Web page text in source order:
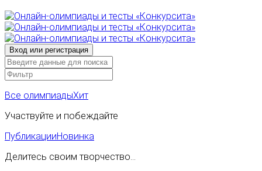
Все олимпиадыХит
Участвуйте и побеждайте
ПубликацииНовинка
Делитесь своим творчество...